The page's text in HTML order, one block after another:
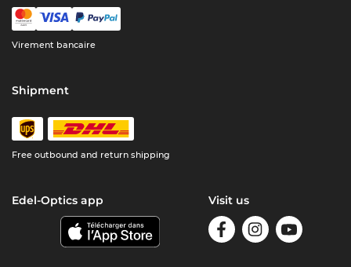
Virement bancaire
Shipment
Free outbound and return shipping
Edel-Optics app Visit us